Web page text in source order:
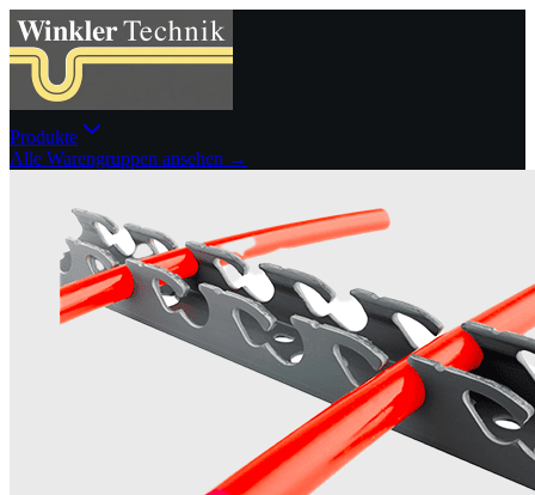
Produkte
Alle Warengruppen ansehen →